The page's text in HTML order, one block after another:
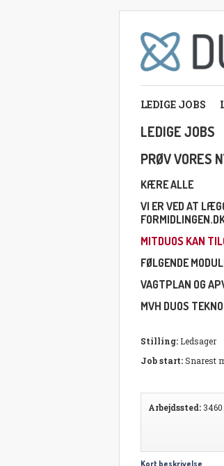
LEDIGE JOBS
LEDIGE JOBS
PRØV VORES
KÆRE ALLE
VI ER VED AT
MITDUOS KAN
FØLGENDE
VAGTPLAN OG
MVH DUOS
Stilling: Ledsager
Job start:Snarest
Arbejdssted:
Kort beskrivelse